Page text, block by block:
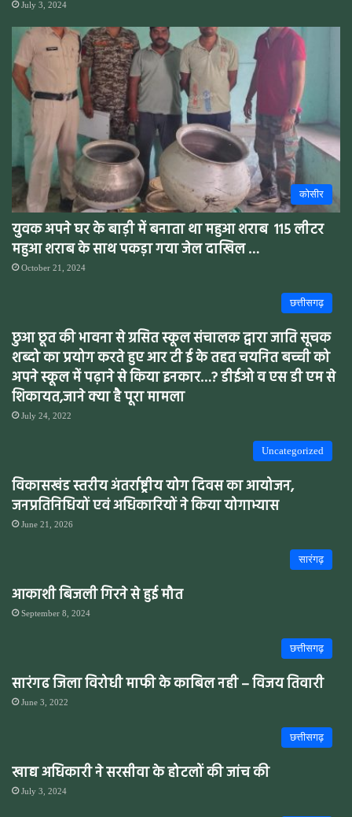
July 3, 2024
कोसीर
युवक अपने घर के बाड़ी में बनाता था महुआ शराब 115 लीटर
महुआ शराब के साथ पकड़ा गया जेल दाखिल …
October 21, 2024
छत्तीसगढ़
छुआ छूत की भावना से ग्रसित स्कूल संचालक द्वारा जाति सूचक
शब्दो का प्रयोग करते हुए आर टी ई के तहत चयनित बच्ची को
अपने स्कूल में पढ़ाने से किया इनकार…? डीईओ व एस डी एम से
शिकायत,जाने क्या है पूरा मामला
July 24, 2022
Uncategorized
विकासखंड स्तरीय अंतर्राष्ट्रीय योग दिवस का आयोजन,
जनप्रतिनिधियों एवं अधिकारियों ने किया योगाभ्यास
June 21, 2026
सारंगढ़
आकाशी बिजली गिरने से हुई मौत
September 8, 2024
छत्तीसगढ़
सारंगढ जिला विरोधी माफी के काबिल नही – विजय तिवारी
June 3, 2022
छत्तीसगढ़
खाद्य अधिकारी ने सरसीवा के होटलों की जांच की
July 3, 2024